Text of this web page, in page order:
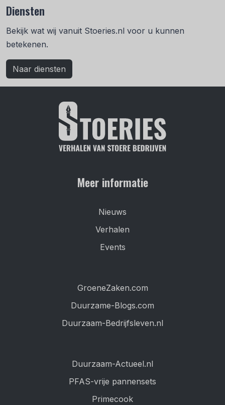
Diensten
Bekijk wat wij vanuit Stoeries.nl voor u kunnen
betekenen.
Naar diensten
Meer informatie
Nieuws
Verhalen
Events
GroeneZaken.com
Duurzame-Blogs.com
Duurzaam-Bedrijfsleven.nl
Duurzaam-Actueel.nl
PFAS-vrije pannensets
Primecook